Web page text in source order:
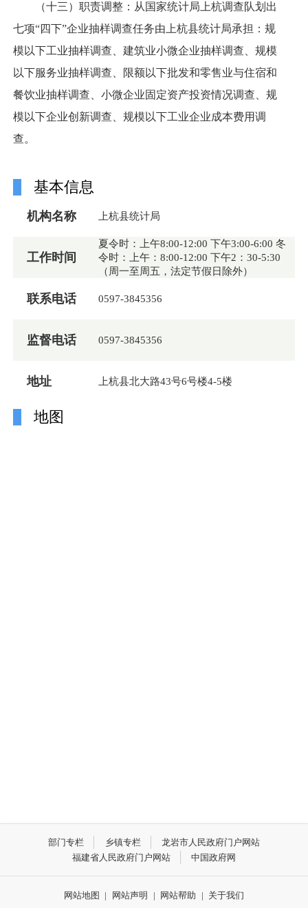
（十三）职责调整：从国家统计局上杭调查队划出
七项“四下”企业抽样调查任务由上杭县统计局承担：规
模以下工业抽样调查、建筑业小微企业抽样调查、规模
以下服务业抽样调查、限额以下批发和零售业与住宿和
餐饮业抽样调查、小微企业固定资产投资情况调查、规
模以下企业创新调查、规模以下工业企业成本费用调
查。
基本信息
机构名称 上杭县统计局
工作时间
夏令时：上午8:00-12:00 下午3:00-6:00 冬
令时：上午：8:00-12:00 下午2：30-5:30
（周一至周五，法定节假日除外）
联系电话 0597-3845356
监督电话 0597-3845356
地址 上杭县北大路43号6号楼4-5楼
地图
部门专栏 乡镇专栏
龙岩市人民政府门户网站
福建省人民政府门户网站
中国政府网
网站地图 | 网站声明 | 网站帮助 | 关于我们